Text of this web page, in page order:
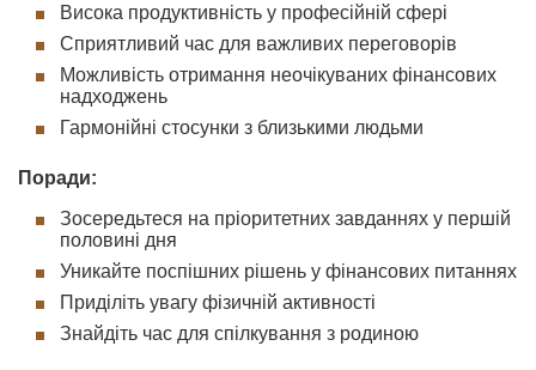
Висока продуктивність у професійній сфері
Сприятливий час для важливих переговорів
Можливість отримання неочікуваних фінансових
надходжень
Гармонійні стосунки з близькими людьми
Поради:
Зосередьтеся на пріоритетних завданнях у першій
половині дня
Уникайте поспішних рішень у фінансових питаннях
Приділіть увагу фізичній активності
Знайдіть час для спілкування з родиною